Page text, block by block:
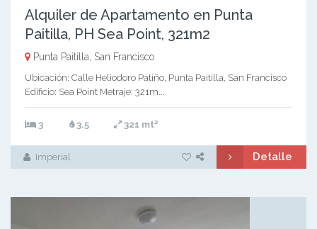
Alquiler de Apartamento en Punta
Paitilla, PH Sea Point, 321m2
Punta Paitilla, San Francisco
Ubicación: Calle Heliodoro Patiño, Punta Paitilla, San Francisco
Edificio: Sea Point Metraje: 321m...
3 3.5 321 mt2
Imperial Detalle